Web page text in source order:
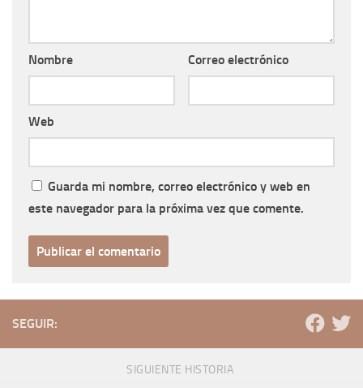
Nombre Correo electrónico
Web
Guarda mi nombre, correo electrónico y web en
este navegador para la próxima vez que comente.
SEGUIR:
SIGUIENTE HISTORIA